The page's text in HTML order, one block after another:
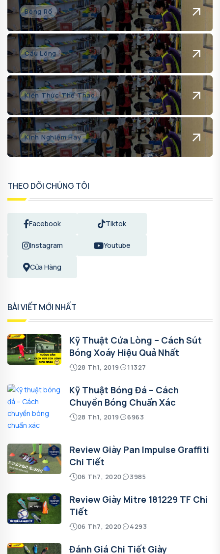
Bóng Rổ
Cầu Lông
Kiến Thức Thể Thao
Kinh Nghiệm Hay
THEO DÕI CHÚNG TÔI
Facebook Tiktok
Instagram Youtube
Cửa Hàng
BÀI VIẾT MỚI NHẤT
Kỹ Thuật Cứa Lòng – Cách Sút
Bóng Xoáy Hiệu Quả Nhất
28 Th1, 2019 11327
Kỹ Thuật Bóng Đá – Cách
Chuyền Bóng Chuẩn Xác
28 Th1, 2019 6963
Review Giày Pan Impulse Graffiti
Chi Tiết
06 Th7, 2020 3985
Review Giày Mitre 181229 TF Chi
Tiết
06 Th7, 2020 4293
Đánh Giá Chi Tiết Giày